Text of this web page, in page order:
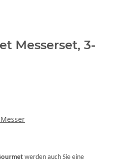
Messerset, 3-
werden auch Sie eine